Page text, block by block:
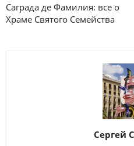
Саграда де Фамилия: все о
Храме Святого Семейства
Сергей